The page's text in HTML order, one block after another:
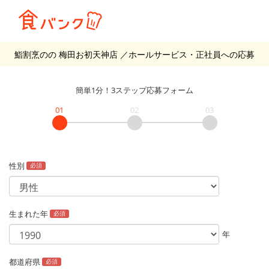
鮨割烹のの 梅田お初天神店 ／ホールサービス・正社員への応募
簡単1分！3ステップ応募フォーム
01
02 03
性別 必須
生まれた年 必須
年
都道府県 必須